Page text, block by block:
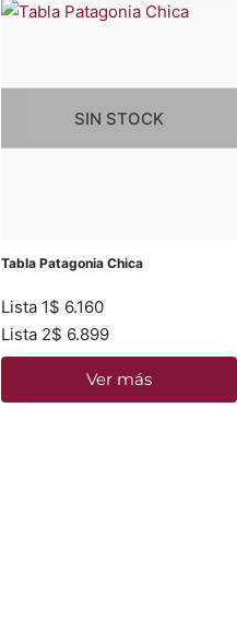
SIN STOCK
Tabla Patagonia Chica
Lista 1$ 6.160
Lista 2$ 6.899
Ver más